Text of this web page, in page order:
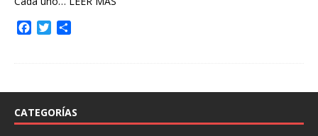
o
k
r
t
i
CATEGORÍAS